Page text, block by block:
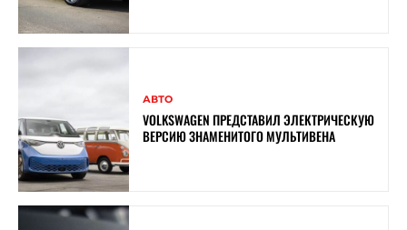
АВТО
VOLKSWAGEN ПРЕДСТАВИЛ ЭЛЕКТРИЧЕСКУЮ
ВЕРСИЮ ЗНАМЕНИТОГО МУЛЬТИВЕНА